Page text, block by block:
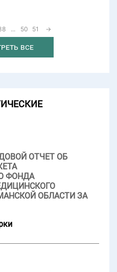
... 50 51 →
все
ОТЧЕТ ОБ
ФОНДА
ОБЛАСТИ ЗА